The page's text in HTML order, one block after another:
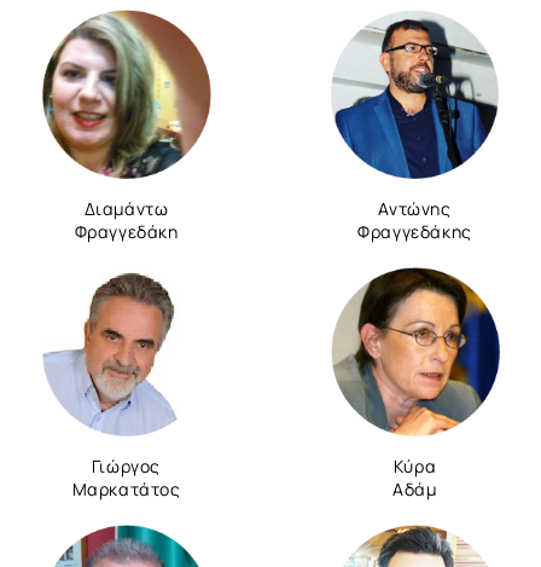
Διαμάντω
Φραγγεδάκη
Αντώνης
Φραγγεδάκης
Γιώργος
Μαρκατάτος
Κύρα
Αδάμ